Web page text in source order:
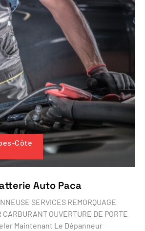
Côte
Auto Paca
SERVICES REMORQUAGE
OUVERTURE DE PORTE
Maintenant Le Dépanneur